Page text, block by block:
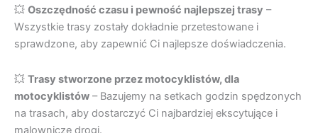
💥 Oszczędność czasu i pewność najlepszej trasy –
Wszystkie trasy zostały dokładnie przetestowane i
sprawdzone, aby zapewnić Ci najlepsze doświadczenia.
💥 Trasy stworzone przez motocyklistów, dla
motocyklistów – Bazujemy na setkach godzin spędzonych
na trasach, aby dostarczyć Ci najbardziej ekscytujące i
malownicze drogi.